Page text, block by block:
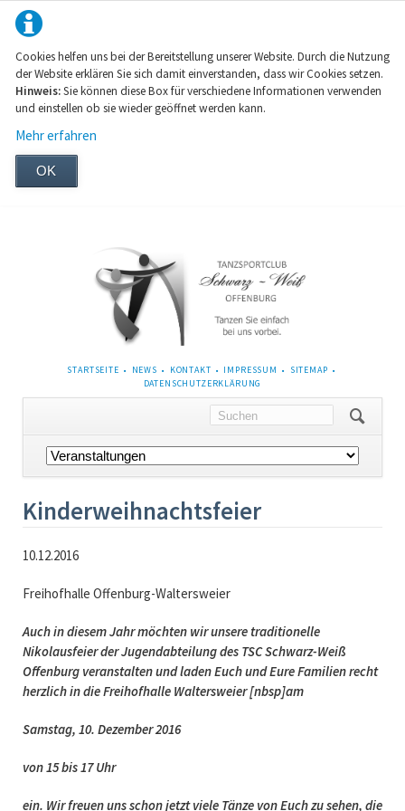
Cookies helfen uns bei der Bereitstellung unserer Website. Durch die Nutzung
der Website erklären Sie sich damit einverstanden, dass wir Cookies setzen.
Hinweis:Sie können diese Box für verschiedene Informationen verwenden
und einstellen ob sie wieder geöffnet werden kann.
Mehr erfahren
OK
NAVIGATION
STARTSEITE NEWS KONTAKT IMPRESSUM
SITEMAP
DATENSCHUTZERKLÄRUNG
Navigation
überspringen
Kinderweihnachtsfeier
10.12.2016
Freihofhalle Offenburg-Waltersweier
Auch in diesem Jahr möchten wir unsere traditionelle
Nikolausfeier der Jugendabteilung des TSC Schwarz-Weiß
Offenburg veranstalten und laden Euch und Eure Familien recht
herzlich in die Freihofhalle Waltersweier [nbsp]am
Samstag, 10. Dezember 2016
von 15 bis 17 Uhr
ein. Wir freuen uns schon jetzt viele Tänze von Euch zu sehen, die